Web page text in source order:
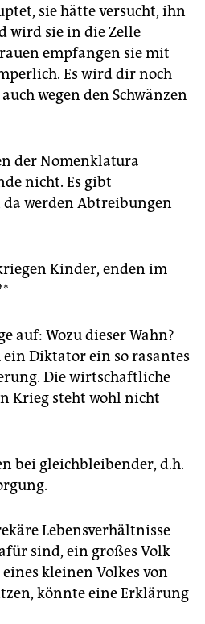
sie hätte versucht, ihn
wird sie in die Zelle
empfangen sie mit
Es wird dir noch
wegen den Schwänzen
der Nomenklatura
nicht. Es gibt
werden Abtreibungen
Kinder, enden im
auf: Wozu dieser Wahn?
ein Diktator ein so rasantes
Die wirtschaftliche
Krieg steht wohl nicht
bei gleichbleibender, d.h.
Lebensverhältnisse
sind, ein großes Volk
kleinen Volkes von
könnte eine Erklärung